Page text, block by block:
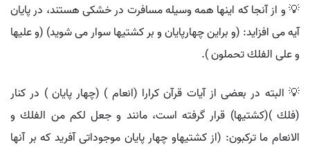
💡 و از آنجا كه اينها همه وسيله مسافرت در خشكى هستند، در پايان
آيه مى افزايد: (و براين چهارپايان و بر كشتيها سوار مى شويد) (و عليها
و على الفلك تحملون ).
💡 البته در بعضى از آيات قرآن كرارا (انعام ) (چهار پايان ) در كنار
(فلك )(كشتيها) قرار گرفته است، مانند و جعل لكم من الفلك و
الانعام ما تركبون: (از كشتيهاو چهار پايان موجوداتى آفريد كه بر آنها